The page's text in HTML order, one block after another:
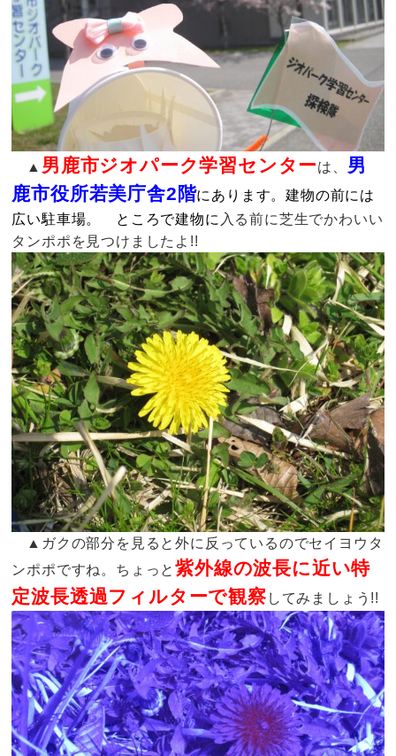
▲ 男鹿市ジオパーク学習センターは、 男
鹿市役所若美庁舎2階にあります。建物の前には
広い駐車場。 ところで建物に 入る前に芝生でかわいい
タンポポを見つけましたよ!!
▲ガクの部分を見ると外に反っているのでセイヨウタ
ンポポですね。ちょっと紫外線の波長に近い特
定波長透過フィルターで観察 してみましょう!!